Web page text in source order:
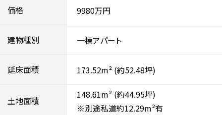
価格 9980万円
建物種別 一棟アパート
延床面積 173.52m² (約52.48坪)
土地面積
148.61m² (約44.95坪)
※別途私道約12.29m²有